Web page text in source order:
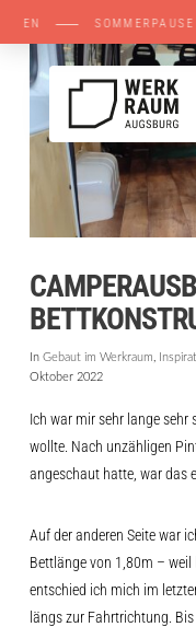
STELLEN ⸺
In Gebaut im Werkraum
Oktober 2022
Ich war mir sehr lange sehr
wollte. Nach unzähligen
angeschaut hatte, war das
Auf der anderen Seite war
Bettlänge von 1,80m –
entschied ich mich im
längs zur Fahrtrichtung.